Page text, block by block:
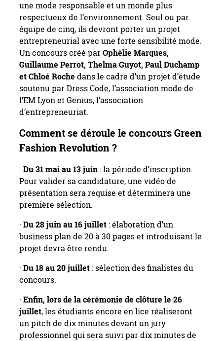
une mode responsable et un monde plus
respectueux de l’environnement. Seul ou par
équipe de cinq, ils devront porter un projet
entrepreneurial avec une forte sensibilité mode.
Un concours créé parOphélie Marques,
Guillaume Perrot, Thelma Guyot, Paul Duchamp
et Chloé Roche dans le cadre d’un projet d’étude
soutenu par Dress Code, l’association mode de
l’EM Lyon et Genius, l’association
d’entrepreneuriat.
Comment se déroule le concours Green
Fashion Revolution ?
· Du 31 mai au 13 juin : la période d’inscription.
Pour valider sa candidature, une vidéo de
présentation sera requise et déterminera une
première sélection.
· Du 28 juin au 16 juillet : élaboration d’un
business plan de 20 à 30 pages et introduisant le
projet devra être rendu.
· Du 18 au 20 juillet : sélection des finalistes du
concours.
· Enfin, lors de la cérémonie de clôture le 26
juillet, les étudiants encore en lice réaliseront
un pitch de dix minutes devant un jury
professionnel qui sera suivi par dix minutes de